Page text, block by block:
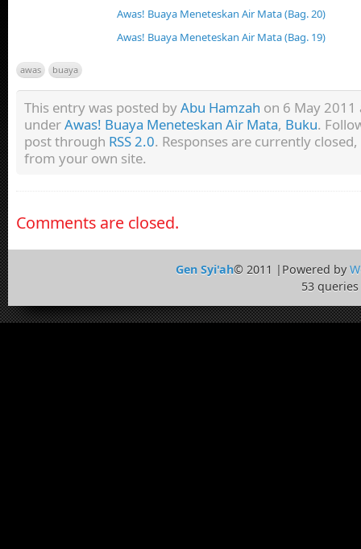
Awas! Buaya Meneteskan Air Mata (Bag. 20)
Awas! Buaya Meneteskan Air Mata (Bag. 19)
awas buaya
This entry was posted byAbu Hamzah on 6 May
underAwas! Buaya Meneteskan Air Mata, Buku.
post through RSS 2.0. Responses are currently
from your own site.
Comments are closed.
Gen Syi'ah© 2011 |Powered by
53